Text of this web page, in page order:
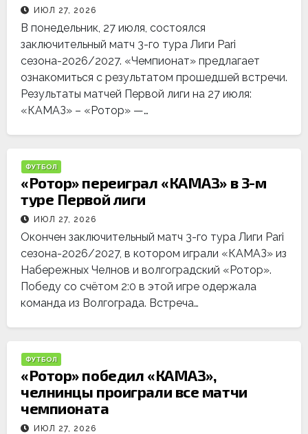
ИЮЛ 27, 2026
В понедельник, 27 июля, состоялся
заключительный матч 3-го тура Лиги Pari
сезона-2026/2027. «Чемпионат» предлагает
ознакомиться с результатом прошедшей встречи.
Результаты матчей Первой лиги на 27 июля:
«КАМАЗ» – «Ротор» —…
ФУТБОЛ
«Ротор» переиграл «КАМАЗ» в 3-м
туре Первой лиги
ИЮЛ 27, 2026
Окончен заключительный матч 3-го тура Лиги Pari
сезона-2026/2027, в котором играли «КАМАЗ» из
Набережных Челнов и волгоградский «Ротор».
Победу со счётом 2:0 в этой игре одержала
команда из Волгограда. Встреча…
ФУТБОЛ
«Ротор» победил «КАМАЗ»,
челнинцы проиграли все матчи
чемпионата
ИЮЛ 27, 2026